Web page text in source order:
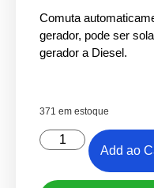
Comuta
gerador, pode ser
gerador a Diesel.
371 em estoque
Add ao